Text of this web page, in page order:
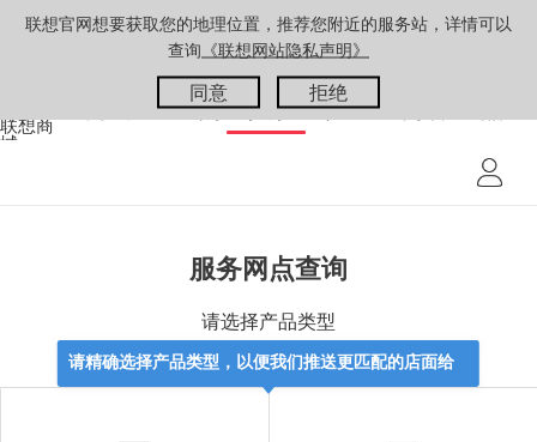
APP买电脑首单立减10元
注册抽电脑领礼包
企业购 服务 社区
联想官网想要获取您的地理位置，推荐您附近的服务站，详情可以
查询 《联想网站隐私声明》
同意 拒绝
服务网点查询
请选择产品类型
请精确选择产品类型，以便我们推送更匹配的店面给